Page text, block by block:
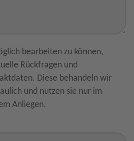
bearbeiten zu können,
Rückfragen und
und nutzen sie nur im
mit Ihrem Anliegen.